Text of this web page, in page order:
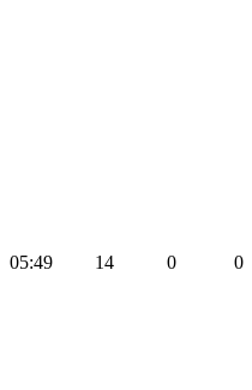
05:49 14 0 0